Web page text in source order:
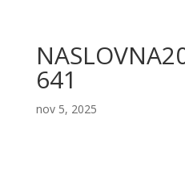
641
nov 5, 2025